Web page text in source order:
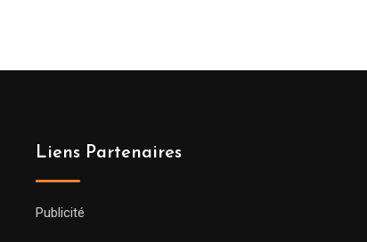
Liens Partenaires
Publicité